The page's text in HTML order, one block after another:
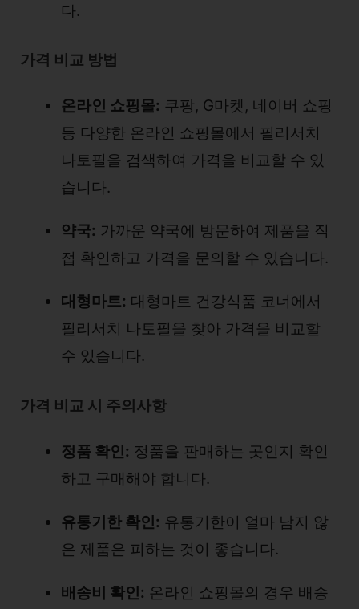
다.
가격 비교 방법
온라인 쇼핑몰: 쿠팡, G마켓, 네이버 쇼핑
등 다양한 온라인 쇼핑몰에서 필리서치
나토필을 검색하여 가격을 비교할 수 있
습니다.
약국: 가까운 약국에 방문하여 제품을 직
접 확인하고 가격을 문의할 수 있습니다.
대형마트: 대형마트 건강식품 코너에서
필리서치 나토필을 찾아 가격을 비교할
수 있습니다.
가격 비교 시 주의사항
정품 확인: 정품을 판매하는 곳인지 확인
하고 구매해야 합니다.
유통기한 확인: 유통기한이 얼마 남지 않
은 제품은 피하는 것이 좋습니다.
배송비 확인: 온라인 쇼핑몰의 경우 배송